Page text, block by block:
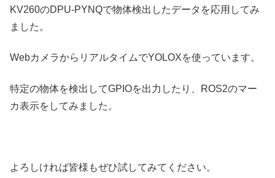
KV260のDPU-PYNQで物体検出したデータを応用してみ
ました。
WebカメラからリアルタイムでYOLOXを使っています。
特定の物体を検出してGPIOを出力したり、ROS2のマー
カ表示をしてみました。
よろしければ皆様もぜひ試してみてください。